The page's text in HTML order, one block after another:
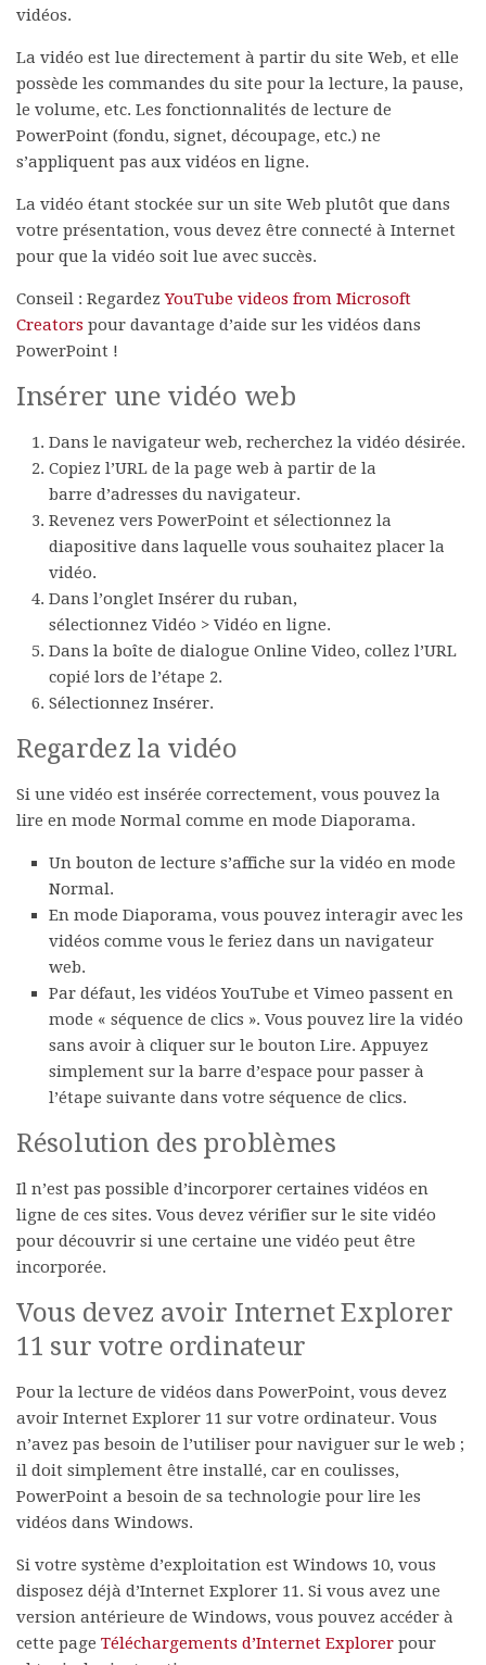
vidéos.
La vidéo est lue directement à partir du site Web, et elle
possède les commandes du site pour la lecture, la pause,
le volume, etc. Les fonctionnalités de lecture de
PowerPoint (fondu, signet, découpage, etc.) ne
s’appliquent pas aux vidéos en ligne.
La vidéo étant stockée sur un site Web plutôt que dans
votre présentation, vous devez être connecté à Internet
pour que la vidéo soit lue avec succès.
Conseil : RegardezYouTube videos from Microsoft
Creators pour davantage d’aide sur les vidéos dans
PowerPoint !
Insérer une vidéo web
Dans le navigateur web, recherchez la vidéo désirée.
Copiez l’URL de la page web à partir de la
barre d’adresses du navigateur.
Revenez vers PowerPoint et sélectionnez la
diapositive dans laquelle vous souhaitez placer la
vidéo.
Dans l’onglet Insérer du ruban,
sélectionnez Vidéo > Vidéo en ligne.
Dans la boîte de dialogue Online Video, collez l’URL
copié lors de l’étape 2.
Sélectionnez Insérer.
Regardez la vidéo
Si une vidéo est insérée correctement, vous pouvez la
lire en mode Normal comme en mode Diaporama.
Un bouton de lecture s’affiche sur la vidéo en mode
Normal.
En mode Diaporama, vous pouvez interagir avec les
vidéos comme vous le feriez dans un navigateur
web.
Par défaut, les vidéos YouTube et Vimeo passent en
mode « séquence de clics ». Vous pouvez lire la vidéo
sans avoir à cliquer sur le bouton Lire. Appuyez
simplement sur la barre d’espace pour passer à
l’étape suivante dans votre séquence de clics.
Résolution des problèmes
Il n’est pas possible d’incorporer certaines vidéos en
ligne de ces sites. Vous devez vérifier sur le site vidéo
pour découvrir si une certaine une vidéo peut être
incorporée.
Vous devez avoir Internet Explorer
11 sur votre ordinateur
Pour la lecture de vidéos dans PowerPoint, vous devez
avoir Internet Explorer 11 sur votre ordinateur. Vous
n’avez pas besoin de l’utiliser pour naviguer sur le web ;
il doit simplement être installé, car en coulisses,
PowerPoint a besoin de sa technologie pour lire les
vidéos dans Windows.
Si votre système d’exploitation est Windows 10, vous
disposez déjà d’Internet Explorer 11. Si vous avez une
version antérieure de Windows, vous pouvez accéder à
cette page Téléchargements d’Internet Explorer pour